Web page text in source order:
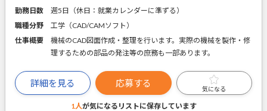
勤務日数
週5日（休日：就業カレンダーに準ずる）
職種分野
工学（CAD/CAMソフト）
仕事概要
機械のCAD図面作成・整理を行います。実際の機械を製作・修
理するための部品の発注等の庶務も一部あります。
詳細を見る 応募する
気になる
1人が気になるリストに保存しています